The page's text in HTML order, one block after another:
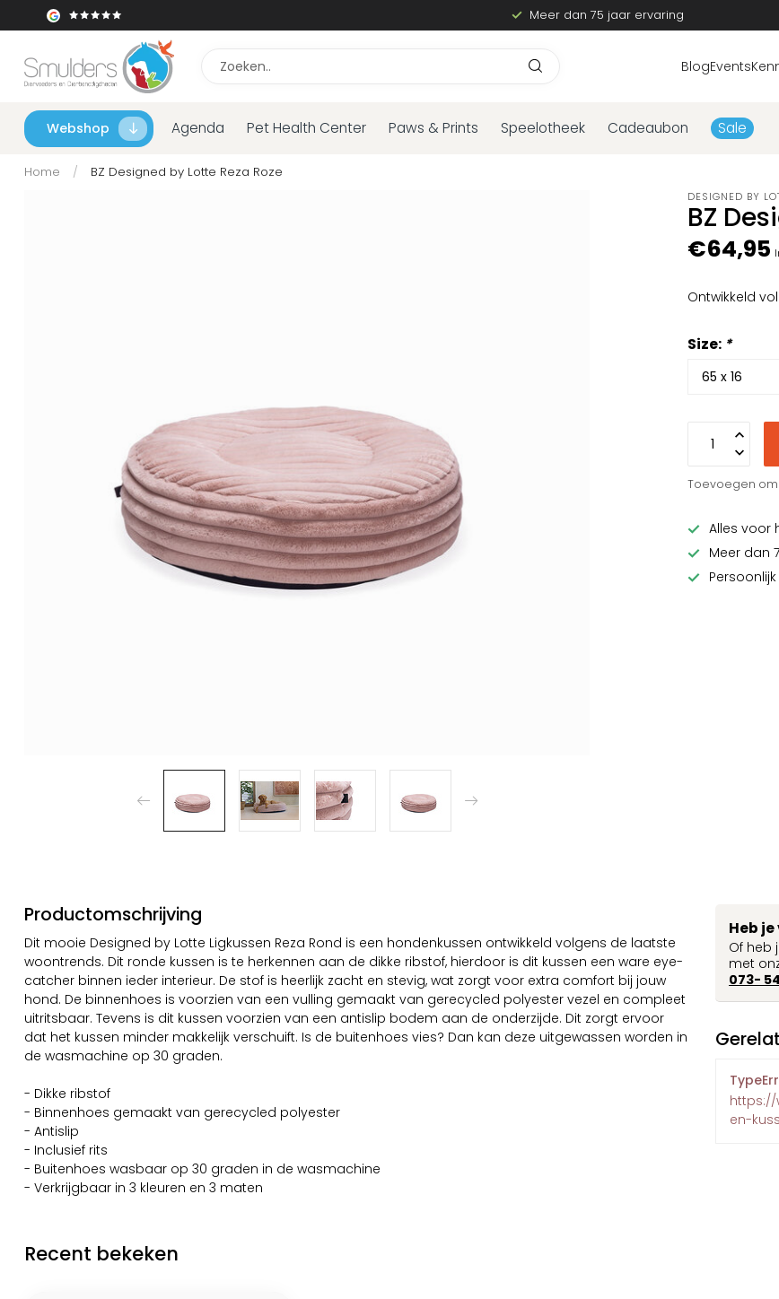
Meer dan 75 jaar ervaring
BlogEvents
Webshop Agenda Pet Health Center Paws & Prints Speelotheek Cadeaubon Sale
Home / BZ Designed by Lotte Reza Roze
DESIGNED BY
BZ
€64,95
Ontwikkeld
Size: *
Toevoegen
Alles voor
Meer dan
Productomschrijving
Dit mooie Designed by Lotte Ligkussen Reza Rond is een hondenkussen ontwikkeld volgens de laatste
woontrends. Dit ronde kussen is te herkennen aan de dikke ribstof, hierdoor is dit kussen een ware eye-
catcher binnen ieder interieur. De stof is heerlijk zacht en stevig, wat zorgt voor extra comfort bij jouw
hond. De binnenhoes is voorzien van een vulling gemaakt van gerecycled polyester vezel en compleet
uitritsbaar. Tevens is dit kussen voorzien van een antislip bodem aan de onderzijde. Dit zorgt ervoor
dat het kussen minder makkelijk verschuift. Is de buitenhoes vies? Dan kan deze uitgewassen worden in
de wasmachine op 30 graden.
- Dikke ribstof
- Binnenhoes gemaakt van gerecycled polyester
- Antislip
- Inclusief rits
- Buitenhoes wasbaar op 30 graden in de wasmachine
- Verkrijgbaar in 3 kleuren en 3 maten
Heb
Of heb
met
073-
en-
Recent bekeken